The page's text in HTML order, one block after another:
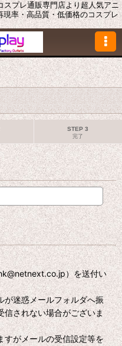
プレ通販専門店より超人気アニ
率・高品質・低価格のコスプレ
STEP 3
完了
）を送付い
が迷惑メールフォルダへ振
信されない場合がございま
すがメールの受信設定等を